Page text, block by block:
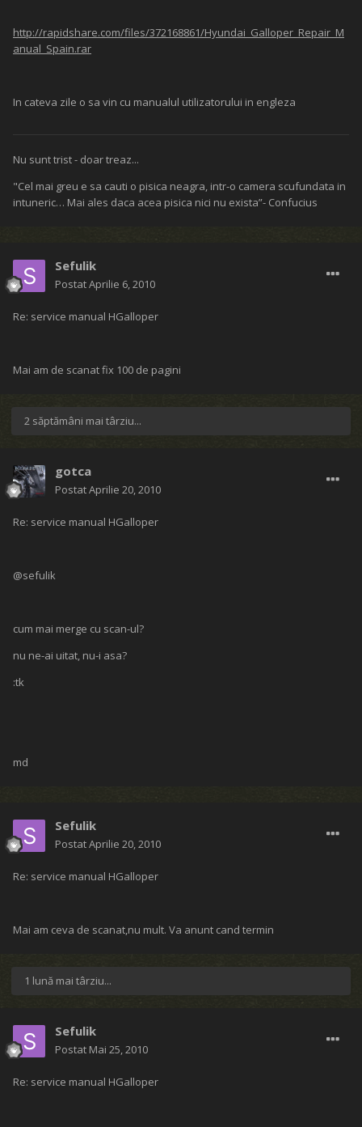
http://rapidshare.com/files/372168861/Hyundai_Galloper_Repair_M
anual_Spain.rar
In cateva zile o sa vin cu manualul utilizatorului in engleza
Nu sunt trist - doar treaz...
"Cel mai greu e sa cauti o pisica neagra, intr-o camera scufundata in
intuneric… Mai ales daca acea pisica nici nu exista”- Confucius
Sefulik
PostatAprilie 6, 2010
Re: service manual HGalloper
Mai am de scanat fix 100 de pagini
2 săptămâni mai târziu...
gotca
PostatAprilie 20, 2010
Re: service manual HGalloper
@sefulik
cum mai merge cu scan-ul?
nu ne-ai uitat, nu-i asa?
:tk
md
Sefulik
PostatAprilie 20, 2010
Re: service manual HGalloper
Mai am ceva de scanat,nu mult. Va anunt cand termin
1 lună mai târziu...
Sefulik
Postat Mai 25, 2010
Re: service manual HGalloper